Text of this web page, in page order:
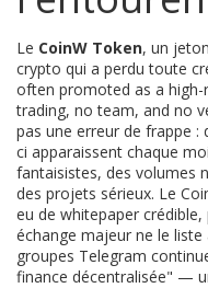
Le CoinW Token, un
crypto qui a perdu toute
often promoted as a
trading, no team, and no
pas une erreur de frappe
ci apparaissent chaque
fantaisistes, des volumes
des projets sérieux. Le
eu de whitepaper
échange majeur ne le liste
groupes Telegram
finance décentralisée" —